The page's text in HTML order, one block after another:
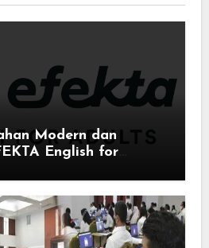
Modern dan
English for